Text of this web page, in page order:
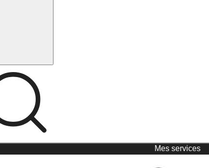
Mes services